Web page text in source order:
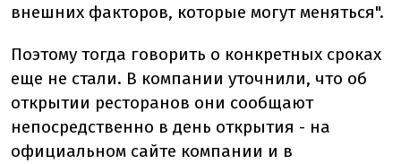
внешних факторов, которые могут меняться".
Поэтому тогда говорить о конкретных сроках
еще не стали. В компании уточнили, что об
открытии ресторанов они сообщают
непосредственно в день открытия - на
официальном сайте компании и в